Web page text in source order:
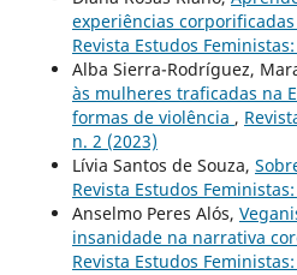
experiências
Revista Estudos
Alba Sierra-Rodríguez,
às mulheres traficadas na
formas de violência ,
n. 2 (2023)
Lívia Santos de Souza,
Revista Estudos
Anselmo Peres Alós,
insanidade na narrativa
Revista Estudos